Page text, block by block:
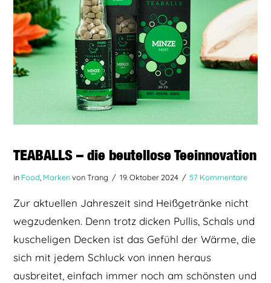
TEABALLS – die beutellose Teeinnovation
in Food Markenvon Trang 19. Oktober 2024 57 Kommentare
Zur aktuellen Jahreszeit sind Heißgetränke nicht
wegzudenken. Denn trotz dicken Pullis, Schals und
kuscheligen Decken ist das Gefühl der Wärme, die
sich mit jedem Schluck von innen heraus
ausbreitet, einfach immer noch am schönsten und